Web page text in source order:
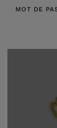
MOT DE